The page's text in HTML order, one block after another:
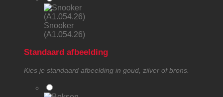
Snooker
(A1.054.26)
Standaard afbeelding
Kies je standaard afbeelding in goud, zilver of brons.